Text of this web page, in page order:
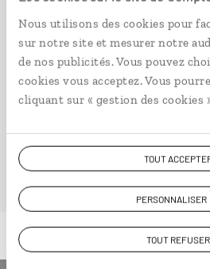
Nous utilisons des cookies pour
sur notre site et mesurer notre
de nos publicités. Vous pouvez
cookies vous acceptez. Vous
cliquant sur « gestion des cookies
TOUT
PERSONNALISER
TOUT REFUSER
8 jours / 7 nuits
à partir de 2730€